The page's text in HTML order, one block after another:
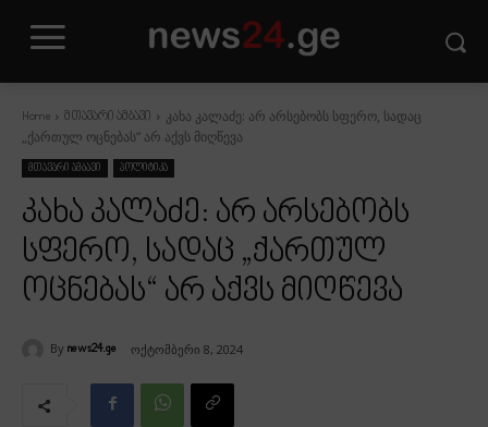
Home მთავარი ამბავი
კახა კალაძე: არ არსებობს სფერო, სადაც
„ქართულ ოცნებას“ არ აქვს მიღწევა
მთავარი ამბავი პოლიტიკა
კახა კალაძე: არ არსებობს
სფერო, სადაც „ქართულ
ოცნებას“ არ აქვს მიღწევა
By news24.ge ოქტომბერი 8, 2024